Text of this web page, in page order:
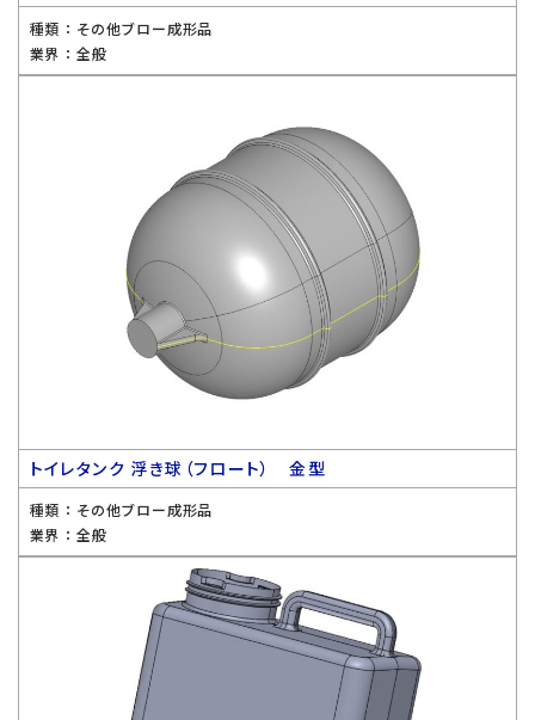
種類 ： その他ブロー成形品
業界 ： 全般
トイレタンク 浮き球（フロート） 金型
種類 ： その他ブロー成形品
業界 ： 全般